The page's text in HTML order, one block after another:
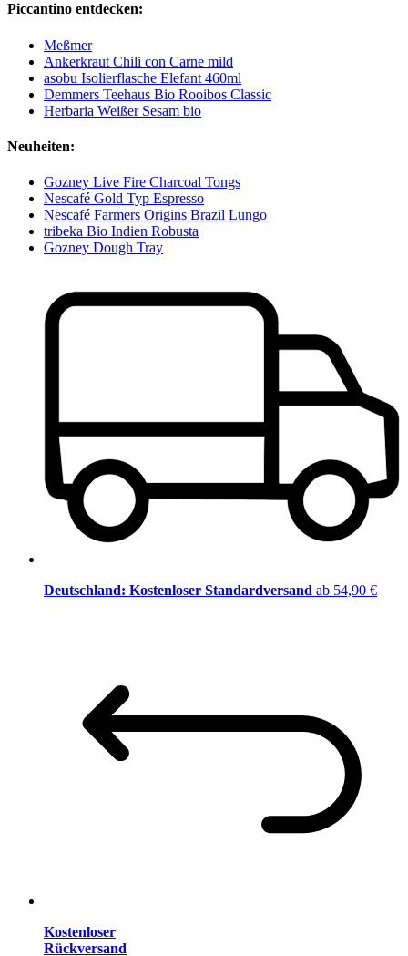
Piccantino entdecken:
Meßmer
Ankerkraut Chili con Carne mild
asobu Isolierflasche Elefant 460ml
Demmers Teehaus Bio Rooibos Classic
Herbaria Weißer Sesam bio
Neuheiten:
Gozney Live Fire Charcoal Tongs
Nescafé Gold Typ Espresso
Nescafé Farmers Origins Brazil Lungo
tribeka Bio Indien Robusta
Gozney Dough Tray
Deutschland: Kostenloser Standardversand ab 54,90 €
Kostenloser
Rückversand